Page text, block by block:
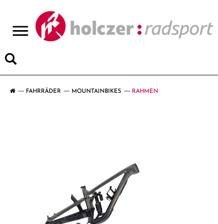
FAHRRÄDER MOUNTAINBIKES RAHMEN